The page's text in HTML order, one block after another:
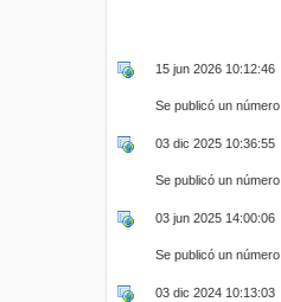
15 jun 2026 10:12:46
Se publicó un número.
03 dic 2025 10:36:55
Se publicó un número.
03 jun 2025 14:00:06
Se publicó un número.
03 dic 2024 10:13:03